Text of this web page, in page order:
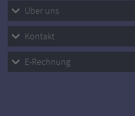
Über uns
Kontakt
E-Rechnung